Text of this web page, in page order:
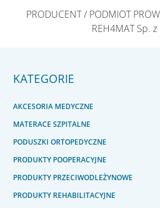
PRODUCENT / PODMIOT
REH4MAT Sp. z
KATEGORIE
AKCESORIA MEDYCZNE
MATERACE SZPITALNE
PODUSZKI ORTOPEDYCZNE
PRODUKTY POOPERACYJNE
PRODUKTY PRZECIWODLEŻYNOWE
PRODUKTY REHABILITACYJNE